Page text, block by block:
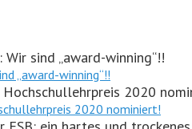
„award-winning“!!
2020 nominiert!